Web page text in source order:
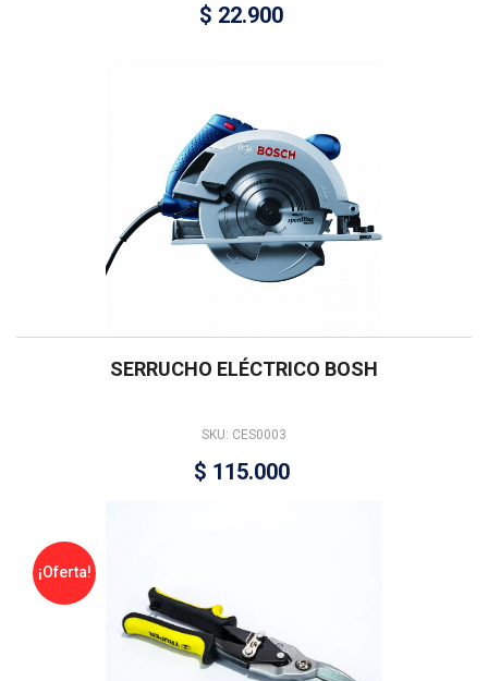
$ 22.900
SERRUCHO ELÉCTRICO BOSH
SKU: CES0003
$ 115.000
¡Oferta!